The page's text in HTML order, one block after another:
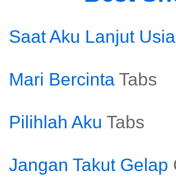
Saat Aku Lanjut Usia
Mari Bercinta Tabs
Pilihlah Aku Tabs
Jangan Takut Gelap